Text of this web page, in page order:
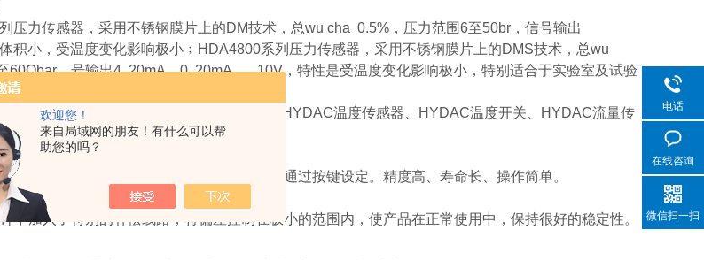
欢迎您！
来自局域网的朋友！有什么可以帮
助您的吗？
力传感器，采用不锈钢膜片上的DM技术，总wu cha 0.5%，压力范围6至50br，信号输出
积小，受温度变化影响极小﹔HDA4800系列压力传感器，采用不锈钢膜片上的DMS技术，总wu
60Obar，号输出4..20mA，0..20mA，...10V，特性是受温度变化影响极小，特别适合于实验室及试验
、HYDAC压力继电器、HYDAC压力开关、HYDAC温度传感器、HYDAC温度开关、HYDAC流量传
式压力开关，内置式DMS压力传感主件，可通过按键设定。精度高、寿命长、操作简单。
达0.5%，适用于多种工作领域。
中加入了特别的补偿线路，将偏差控制在极小的范围内，使产品在正常使用中，保持很好的稳定性。
电话
在线咨询
微信扫一扫